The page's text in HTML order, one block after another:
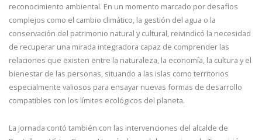
reconocimiento ambiental. En un momento marcado por desafíos
complejos como el cambio climático, la gestión del agua o la
conservación del patrimonio natural y cultural, reivindicó la necesidad
de recuperar una mirada integradora capaz de comprender las
relaciones que existen entre la naturaleza, la economía, la cultura y el
bienestar de las personas, situando a las islas como territorios
especialmente valiosos para ensayar nuevas formas de desarrollo
compatibles con los límites ecológicos del planeta.
La jornada contó también con las intervenciones del alcalde de